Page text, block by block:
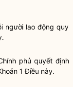
người lao động quy
.
phủ quyết định
1 Điều này.